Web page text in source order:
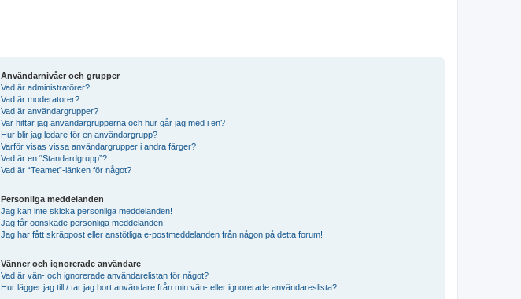
Användarnivåer och grupper
Vad är administratörer?
Vad är moderatorer?
Vad är användargrupper?
Var hittar jag användargrupperna och hur går jag med i en?
Hur blir jag ledare för en användargrupp?
Varför visas vissa användargrupper i andra färger?
Vad är en “Standardgrupp”?
Vad är “Teamet”-länken för något?
Personliga meddelanden
Jag kan inte skicka personliga meddelanden!
Jag får oönskade personliga meddelanden!
Jag har fått skräppost eller anstötliga e-postmeddelanden från någon på detta forum!
Vänner och ignorerade användare
Vad är vän- och ignorerade användarelistan för något?
Hur lägger jag till / tar jag bort användare från min vän- eller ignorerade användareslista?